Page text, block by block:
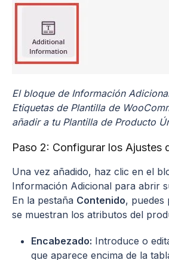
El bloque de Información
Etiquetas de Plantilla de
añadir a tu Plantilla de Producto
Paso 2: Configurar los Ajustes
Una vez añadido, haz clic en el
Información Adicional para abrir
En la pestaña Contenido, puedes
se muestran los atributos del
Encabezado: Introduce o
que aparece encima de la